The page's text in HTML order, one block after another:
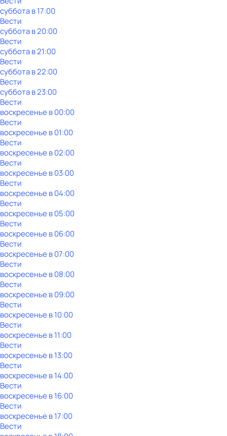
субботав17:00
Вести
субботав20:00
Вести
субботав21:00
Вести
субботав22:00
Вести
субботав23:00
Вести
воскресенье в00:00
Вести
воскресенье в01:00
Вести
воскресенье в02:00
Вести
воскресенье в03:00
Вести
воскресенье в04:00
Вести
воскресенье в05:00
Вести
воскресенье в06:00
Вести
воскресенье в07:00
Вести
воскресенье в08:00
Вести
воскресенье в09:00
Вести
воскресенье в10:00
Вести
воскресенье в11:00
Вести
воскресенье в13:00
Вести
воскресенье в14:00
Вести
воскресенье в16:00
Вести
воскресенье в17:00
Вести